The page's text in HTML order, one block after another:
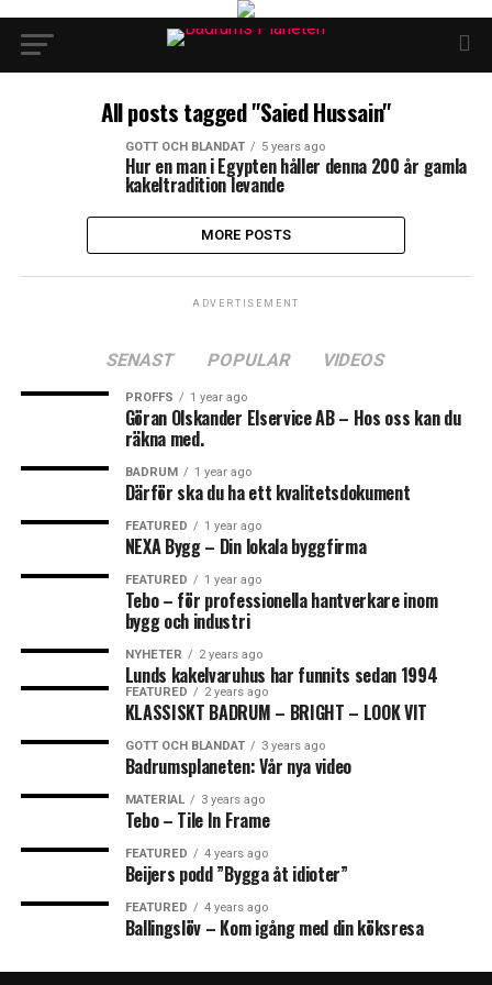
All posts tagged "Saied Hussain"
GOTT OCH BLANDAT 5 years ago
Hur en man i Egypten håller denna 200 år gamla
kakeltradition levande
MORE POSTS
ADVERTISEMENT
SENAST POPULAR VIDEOS
PROFFS 1 year ago
Göran Olskander Elservice AB – Hos oss kan du
räkna med.
BADRUM 1 year ago
Därför ska du ha ett kvalitetsdokument
FEATURED 1 year ago
NEXA Bygg – Din lokala byggfirma
FEATURED 1 year ago
Tebo – för professionella hantverkare inom
bygg och industri
NYHETER 2 years ago
Lunds kakelvaruhus har funnits sedan 1994
FEATURED 2 years ago
KLASSISKT BADRUM – BRIGHT – LOOK VIT
GOTT OCH BLANDAT 3 years ago
Badrumsplaneten: Vår nya video
MATERIAL 3 years ago
Tebo – Tile In Frame
FEATURED 4 years ago
Beijers podd ”Bygga åt idioter”
FEATURED 4 years ago
Ballingslöv – Kom igång med din köksresa